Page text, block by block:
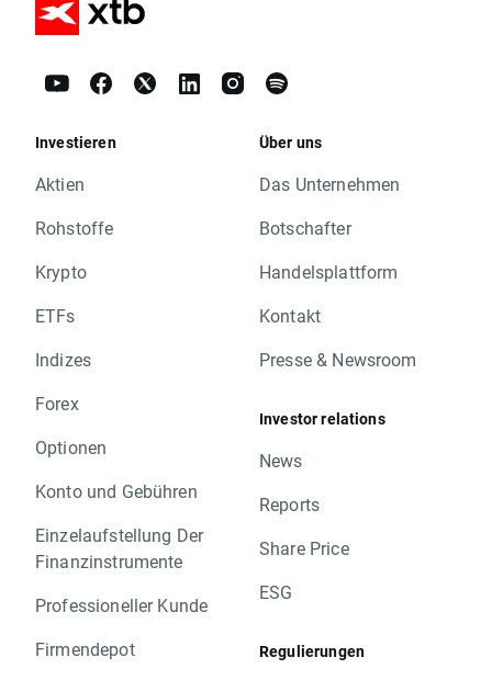
Investieren
Aktien
Rohstoffe
Krypto
ETFs
Indizes
Forex
Optionen
Konto und Gebühren
Einzelaufstellung Der
Finanzinstrumente
Professioneller Kunde
Firmendepot
Über uns
Das Unternehmen
Botschafter
Handelsplattform
Kontakt
Presse & Newsroom
Investor relations
News
Reports
Share Price
ESG
Regulierungen